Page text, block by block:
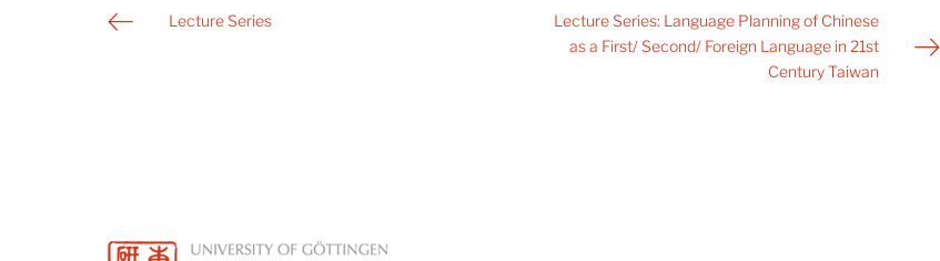
PostLecture Series
Lecture Series: Language Planning of Chinese
as a First/ Second/ Foreign Language in 21st
Century Taiwan